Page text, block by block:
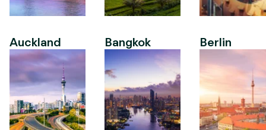
Auckland Bangkok Berlin